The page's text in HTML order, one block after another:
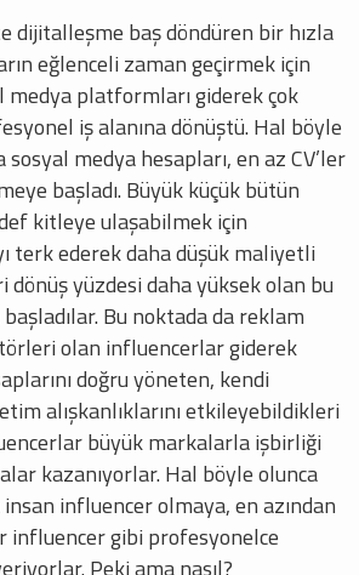
dijitalleşme baş döndüren bir hızla
eğlenceli zaman geçirmek için
medya platformları giderek çok
iş alanına dönüştü. Hal böyle
medya hesapları, en az CV’ler
başladı. Büyük küçük bütün
kitleye ulaşabilmek için
terk ederek daha düşük maliyetli
dönüş yüzdesi daha yüksek olan bu
Bu noktada da reklam
olan influencerlar giderek
doğru yöneten, kendi
alışkanlıklarını etkileyebildikleri
büyük markalarla işbirliği
kazanıyorlar. Hal böyle olunca
influencer olmaya, en azından
influencer gibi profesyonelce
Peki ama nasıl?